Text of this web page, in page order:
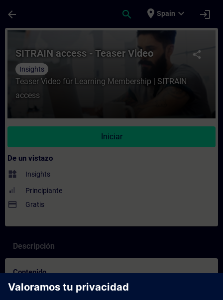
arrow_back search place Spain expand_more login
Curso - SITRAIN access - Teaser Video
share
SITRAIN access - Teaser Video
Insights
Teaser Video für Learning Membership | SITRAIN
access
Iniciar
De un vistazo
widgets Insights
Principiante
payment Gratis
Descripción
Contenido
Was ist Learning Membership | SITRAIN access?